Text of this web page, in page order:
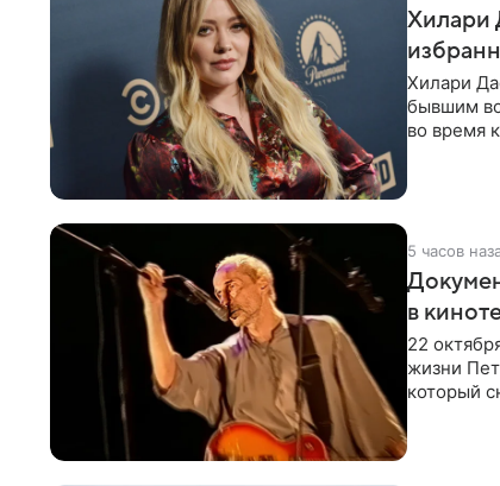
Хилари
Хилари
бывшим
во время
5 часов
в
22
жизни
который